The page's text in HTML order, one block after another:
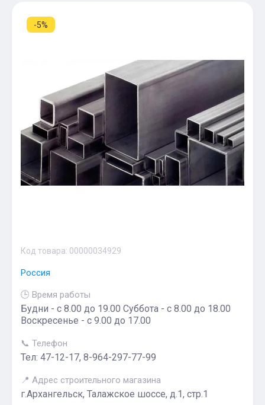
-5%
Код товара: 00000034929
Россия
🕒 Время работы
Будни - с 8.00 до 19.00 Суббота - с 8.00 до 18.00
Воскресенье - с 9.00 до 17.00
📞 Телефон
Тел: 47-12-17, 8-964-297-77-99
📍 Адрес строительного магазина
г.Архангельск, Талажское шоссе, д.1, стр.1